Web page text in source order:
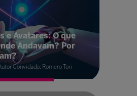
e Avatares: O que
Andavam? Por
Convidado: Romero Tori